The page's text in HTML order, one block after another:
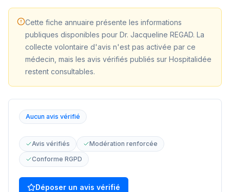
Cette fiche annuaire présente les informations
publiques disponibles pour Dr. Jacqueline REGAD. La
collecte volontaire d'avis n'est pas activée par ce
médecin, mais les avis vérifiés publiés sur Hospitalidée
restent consultables.
Aucun avis vérifié
Avis vérifiés
Modération renforcée
Conforme RGPD
Déposer un avis vérifié